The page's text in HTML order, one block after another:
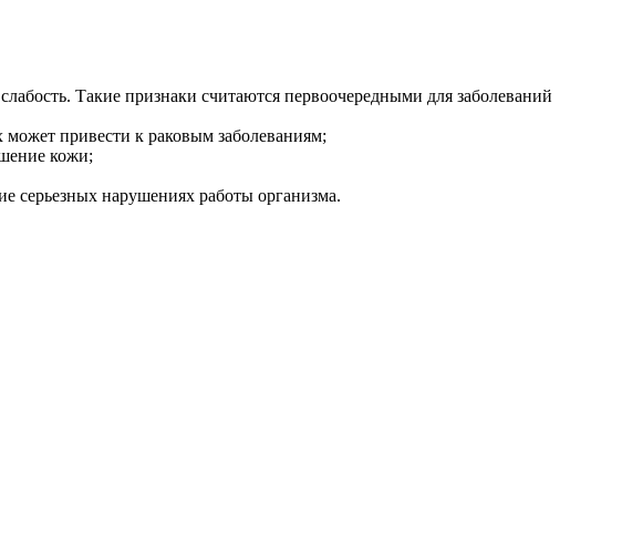
Такие признаки считаются первоочередными для заболеваний
может привести к раковым заболеваниям;
кожи;
серьезных нарушениях работы организма.